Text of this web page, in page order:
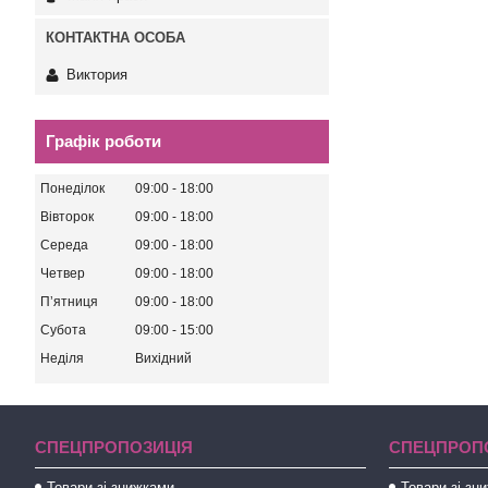
Виктория
Графік роботи
Понеділок 09:00
18:00
Вівторок
09:00
18:00
Середа
09:00
18:00
Четвер
09:00
18:00
Пʼятниця
09:00
18:00
Субота
09:00
15:00
Неділя
Вихідний
СПЕЦПРОПОЗИЦІЯ